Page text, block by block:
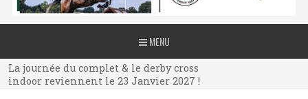
MENU
La journée du complet & le derby cross
indoor reviennent le 23 Janvier 2027 !
La journée du complet & le derby cross
indoor reviennent le 23 Janvier 2027 !